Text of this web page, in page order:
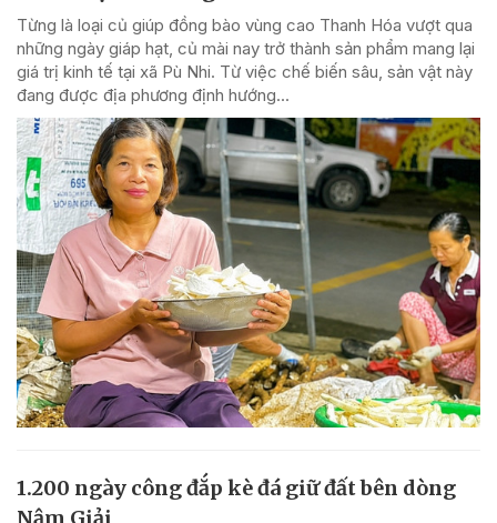
Từng là loại củ giúp đồng bào vùng cao Thanh Hóa vượt qua
những ngày giáp hạt, củ mài nay trở thành sản phẩm mang lại
giá trị kinh tế tại xã Pù Nhi. Từ việc chế biến sâu, sản vật này
đang được địa phương định hướng...
1.200 ngày công đắp kè đá giữ đất bên dòng